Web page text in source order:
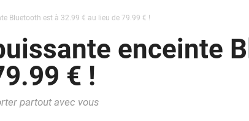
Bluetooth est à 32.99 € au lieu de 79.99 € !
enceinte
€ !
partout avec vous